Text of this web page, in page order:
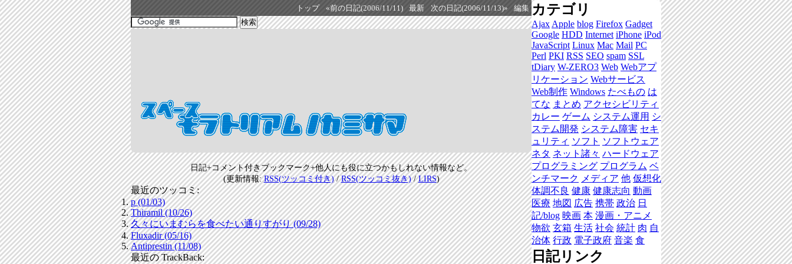
トップ «前の日記(2006/11/11) 最新 次の日記(2006/11/13)» 編集
日記+コメント付きブックマーク+他人にも役に立つかもしれない情報など。
(更新情報:RSS(ツッコミ付き)/RSS(ツッコミ抜き)/LIRS)
最近のツッコミ:
p (01/03)
Thiramil (10/26)
久々にいまむらを食べたい通りすがり (09/28)
Fluxadir (05/16)
Antiprestin (11/08)
最近の TrackBack:
カテゴリ
Ajax Apple blog Firefox Gadget
Google HDD Internet iPhone iPod
JavaScript Linux Mac Mail PC
Perl PKI RSS SEO spam SSL
tDiary W-ZERO3 Web Webアプ
リケーション Webサービス
Web制作 Windows たべもの は
てな まとめ アクセシビリティ
カレー ゲーム システム運用 シ
ステム開発 システム障害 セキ
ュリティ ソフト ソフトウェア
ネタ ネット諸々 ハードウェア
プログラミング プログラム ベ
ンチマーク メディア 他 仮想化
体調不良 健康 健康志向 動画
医療 地図 広告 携帯 政治 日
記/blog 映画 本 漫画・アニメ
物欲 玄箱 生活 社会 統計 肉 自
治体 行政 電子政府 音楽 食
日記リンク